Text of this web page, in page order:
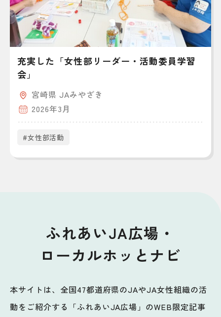
充実した「女性部リーダー・活動委員学習
会」
宮崎県 JAみやざき
2026年3月
#女性部活動
ふれあいJA広場・
ローカルホッとナビ
本サイトは、全国47都道府県のJAやJA女性組織の活
動をご紹介する「ふれあいJA広場」のWEB限定記事